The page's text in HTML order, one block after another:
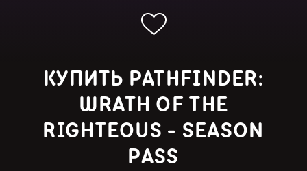
КУПИТЬ PATHFINDER:
WRATH OF THE
RIGHTEOUS - SEASON
PASS